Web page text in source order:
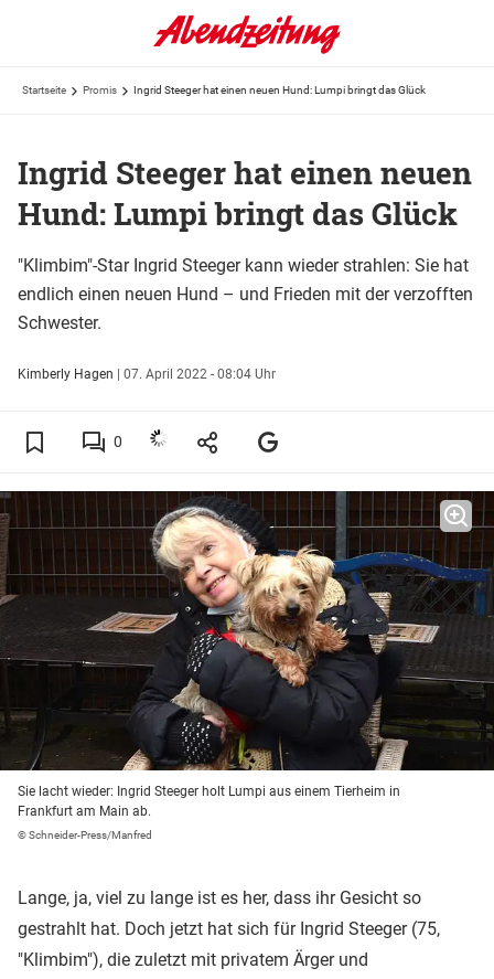
Startseite Promis Ingrid Steeger hat einen neuen Hund: Lumpi bringt das Glück
Ingrid Steeger hat einen neuen
Hund: Lumpi bringt das Glück
"Klimbim"-Star Ingrid Steeger kann wieder strahlen: Sie hat
endlich einen neuen Hund – und Frieden mit der verzofften
Schwester.
Kimberly Hagen | 07. April 2022 - 08:04 Uhr
0
Sie lacht wieder: Ingrid Steeger holt Lumpi aus einem Tierheim in
Frankfurt am Main ab.
© Schneider-Press/Manfred
Lange, ja, viel zu lange ist es her, dass ihr Gesicht so
gestrahlt hat. Doch jetzt hat sich für Ingrid Steeger (75,
"Klimbim"), die zuletzt mit privatem Ärger und